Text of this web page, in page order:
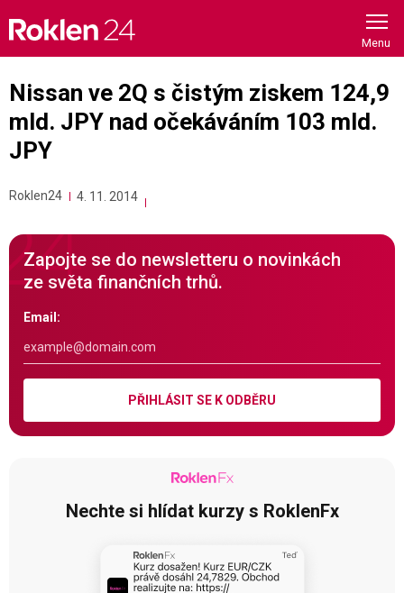
content
Nissan ve 2Q s čistým ziskem 124,9
mld. JPY nad očekáváním 103 mld.
JPY
Roklen24 4. 11. 2014
Zapojte se do newsletteru o novinkách
ze světa finančních trhů.
Email:
PŘIHLÁSIT SE K ODBĚRU
Nechte si hlídat kurzy s RoklenFx